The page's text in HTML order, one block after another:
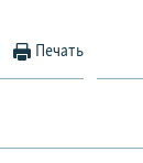
Печать